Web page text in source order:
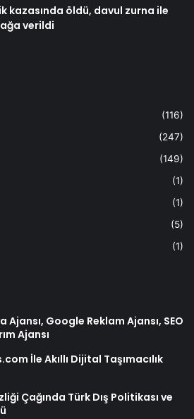
kazasında öldü, davul zurna ile
verildi
(116)
(247)
(149)
(1)
(1)
(5)
(1)
Google Reklam Ajansı, SEO
Ajansı
İle Akıllı Dijital Taşımacılık
Çağında Türk Dış Politikası ve